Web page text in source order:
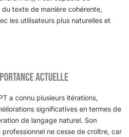
texte de manière cohérente,
les utilisateurs plus naturelles et
actuelle
a connu plusieurs itérations,
significatives en termes de
de langage naturel. Son
ne cesse de croître, car